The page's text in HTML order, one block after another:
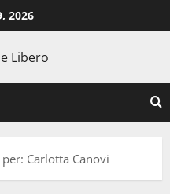
2026
Carlotta Canovi